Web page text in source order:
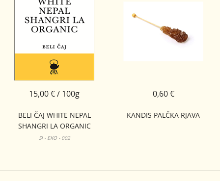
BELI ČAJ WHITE NEPAL
SHANGRI LA ORGANIC
SI - EKO - 002
15,00 € / 100g
KANDIS PALČKA RJAVA
0,60 €